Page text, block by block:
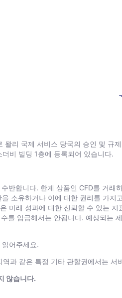
리 국제 서비스 당국의 승인 및 규
비 빌딩 1층에 등록되어 있습니다.
반합니다. 한계 상품인 CFD를 거래
소유하거나 이에 대한 권리를 가지
미래 성과에 대한 신뢰할 수 있는 지
를 입금해서는 안됩니다. 예상되는
읽어주세요.
과 같은 특정 기타 관할권에서는 서
않습니다.